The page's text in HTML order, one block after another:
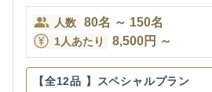
人数 80名 ～ 150名
1人あたり 8,500円 ～
【全12品 】スペシャルプラン